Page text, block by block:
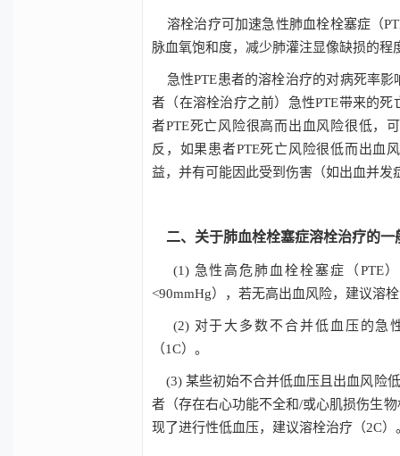
溶栓治疗可加速急性肺血栓栓塞症（
脉血氧饱和度，减少肺灌注显像缺损的程
急性PTE患者的溶栓治疗的对病死率
者（在溶栓治疗之前）急性PTE带来的死
者PTE死亡风险很高而出血风险很低，
反，如果患者PTE死亡风险很低而出血
益，并有可能因此受到伤害（如出血并发
二、关于肺血栓栓塞症溶栓治疗的一
(1) 急性高危肺血栓栓塞症（PTE
<90mmHg），若无高出血风险，建议溶
(2) 对于大多数不合并低血压的急
（1C）。
(3) 某些初始不合并低血压且出血风险
者（存在右心功能不全和/或心肌损伤生
现了进行性低血压，建议溶栓治疗（2C）